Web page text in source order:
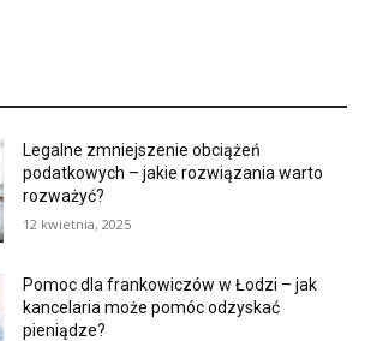
Legalne zmniejszenie obciążeń
podatkowych – jakie rozwiązania warto
rozważyć?
12 kwietnia, 2025
Pomoc dla frankowiczów w Łodzi – jak
kancelaria może pomóc odzyskać
pieniądze?